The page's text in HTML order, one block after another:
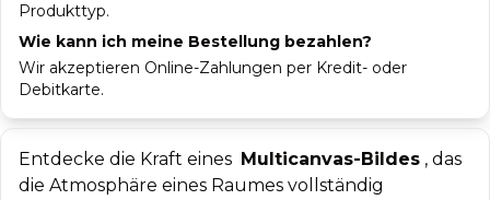
Produkttyp.
Wie kann ich meine Bestellung bezahlen?
Wir akzeptieren Online-Zahlungen per Kredit- oder
Debitkarte.
Entdecke die Kraft eines Multicanvas-Bildes , das
die Atmosphäre eines Raumes vollständig